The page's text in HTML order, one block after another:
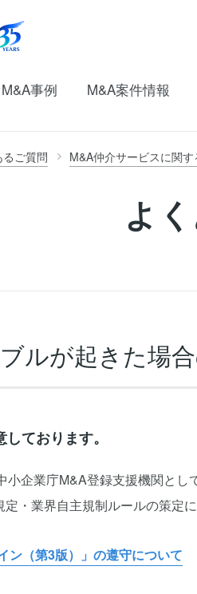
M&A事例 M&A案件情報
るご質問 M&A仲介サービスに関
よ
ルが起きた場
ております。
小企業庁M&A登録支援機関と
・業界自主規制ルールの策定
ン（第3版）」の遵守について